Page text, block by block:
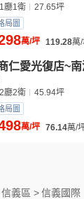
廳1衛 27.65坪
局圖
萬/坪 119.28萬
仁愛光復店~
廳2衛 45.94坪
局圖
萬/坪 76.14萬/
信義區 >信義國際